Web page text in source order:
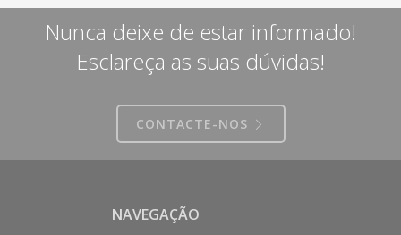
Nunca deixe de estar informado!
Esclareça as suas dúvidas!
CONTACTE-NOS
NAVEGAÇÃO